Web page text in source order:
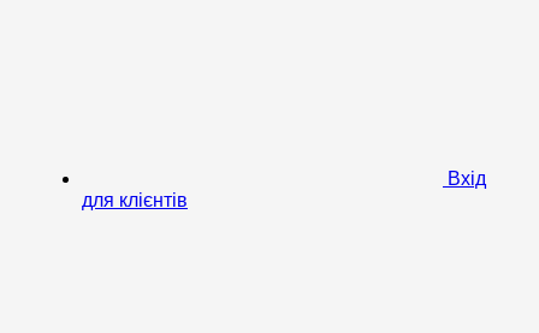
Вхід
для клієнтів